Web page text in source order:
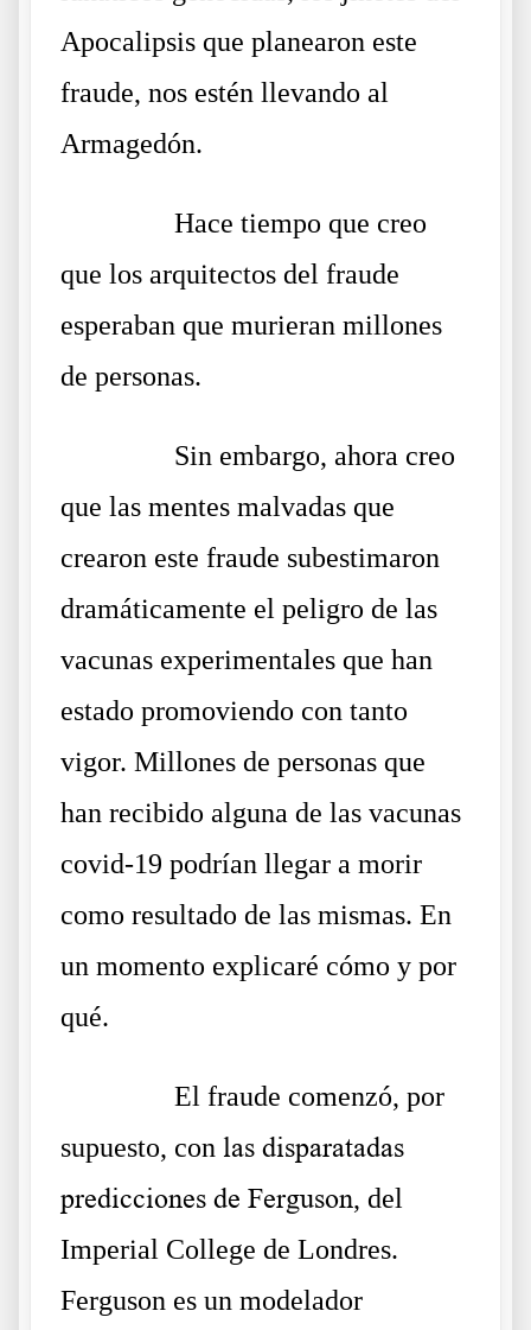
Apocalipsis que planearon este
fraude, nos estén llevando al
Armagedón.
Hace tiempo que creo
que los arquitectos del fraude
esperaban que murieran millones
de personas.
Sin embargo, ahora creo
que las mentes malvadas que
crearon este fraude subestimaron
dramáticamente el peligro de las
vacunas experimentales que han
estado promoviendo con tanto
vigor. Millones de personas que
han recibido alguna de las vacunas
covid-19 podrían llegar a morir
como resultado de las mismas. En
un momento explicaré cómo y por
qué.
El fraude comenzó, por
supuesto, con las disparatadas
predicciones de Ferguson, del
Imperial College de Londres.
Ferguson es un modelador